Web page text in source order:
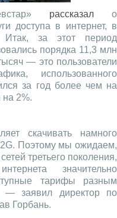
рассказал о
доступа в интернет, в
за этот период
порядка 11,3 млн
— это пользователи
использованного
за год более чем на
на 2%.
скачивать намного
Поэтому мы ожидаем,
третьего поколения,
значительно
тарифы разным
— заявил директор по
Горбань.